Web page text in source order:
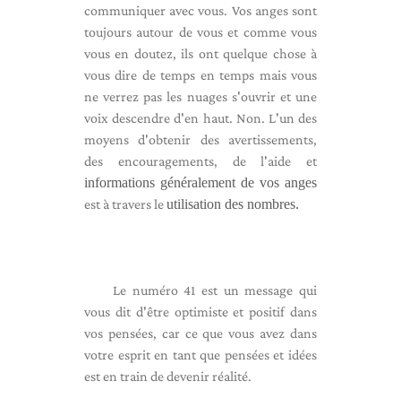
communiquer avec vous. Vos anges sont
toujours autour de vous et comme vous
vous en doutez, ils ont quelque chose à
vous dire de temps en temps mais vous
ne verrez pas les nuages ​​s'ouvrir et une
voix descendre d'en haut. Non. L'un des
moyens d'obtenir des avertissements,
des encouragements, de l'aide et
informations généralement de vos anges
est à travers leutilisation des nombres.
Le numéro 41 est un message qui
vous dit d'être optimiste et positif dans
vos pensées, car ce que vous avez dans
votre esprit en tant que pensées et idées
est en train de devenir réalité.